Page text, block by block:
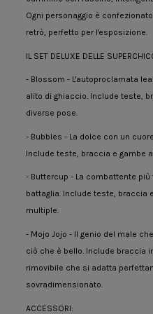
Ogni personaggio è
retrò, perfetto per l'esposizione.
IL SET DELUXE DELLE
- Blossom - L'autoproclamata
alito di ghiaccio. Include teste,
diverse pose.
- Bubbles - La dolce con un
Include teste, braccia e gambe
- Buttercup - La combattente
battaglia. Include teste, braccia
multiple.
- Mojo Jojo - Il genio del male
ciò che è bello. Include braccia
rimovibile che si adatta
sovradimensionato.
ACCESSORI: